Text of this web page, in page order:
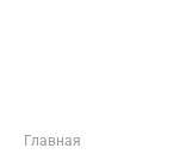
Главная